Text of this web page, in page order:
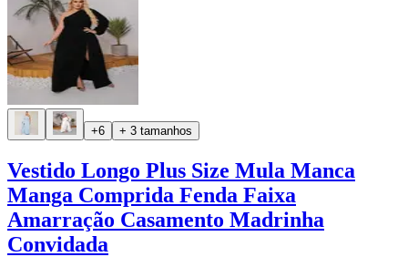
+6 + 3 tamanhos
Vestido Longo Plus Size Mula Manca
Manga Comprida Fenda Faixa
Amarração Casamento Madrinha
Convidada